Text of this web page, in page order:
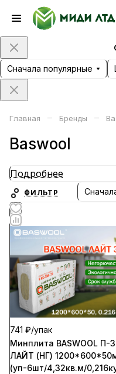
Сначала популярные
Главная – Бренды –
Baswool
Подробнее
ФИЛЬТР
741 ₽/упак
Минплита BASWOOL П-
ЛАЙТ (НГ)
(уп-6шт/4,32кв.м/